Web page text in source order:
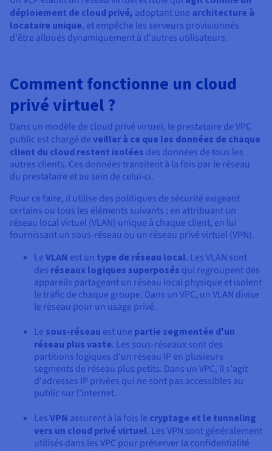
Tarifs
Disponibilités par régions
Documentation
Roadmap & Changelog
Roadmap & Changelog
déploiement de cloud privé, adoptant une architecture à
locataire unique, et empêche les serveurs provisionnés
d'être alloués dynamiquement à d'autres utilisateurs.
Comment fonctionne un cloud
privé virtuel ?
Dans un modèle de cloud privé virtuel, le prestataire de VPC
public est chargé de veiller à ce que les données de chaque
client du cloud restent isolées des données de tous les
autres clients. Ces données transitent à la fois par le réseau
du prestataire et au sein de celui-ci.
Pour ce faire, il utilise des politiques de sécurité exigeant
certains ou tous les éléments suivants : en attribuant un
réseau local virtuel (VLAN) unique à chaque client, en lui
fournissant un sous-réseau ou un réseau privé virtuel (VPN).
Le VLAN est un type de réseau local. Les VLAN sont
des réseaux logiques superposés qui regroupent des
appareils partageant un réseau local physique et isolent
le trafic de chaque groupe. Dans un VPC, un VLAN divise
le réseau pour un usage privé.
Le sous-réseau est une partie segmentée d'un
réseau plus vaste. Les sous-réseaux sont des
partitions logiques d'un réseau IP en plusieurs
segments de réseau plus petits. Dans un VPC, il s'agit
d'adresses IP privées qui ne sont pas accessibles au
public sur l'internet.
Les VPN assurent à la fois le cryptage et le tunneling
vers un cloud privé virtuel. Les VPN sont généralement
utilisés dans les VPC pour préserver la confidentialité